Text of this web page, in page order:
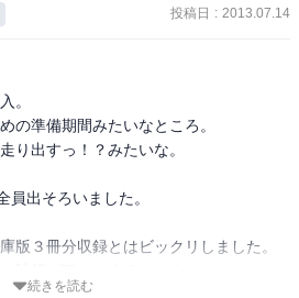
哨戦という感じの静かな展開。
投稿日 : 2013.07.14
。
の準備期間みたいなところ。
り出すっ！？みたいな。
出そろいました。
版３冊分収録とはビックリしました。
続きを読む